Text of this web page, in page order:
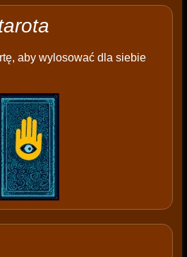
aby wylosować dla siebie